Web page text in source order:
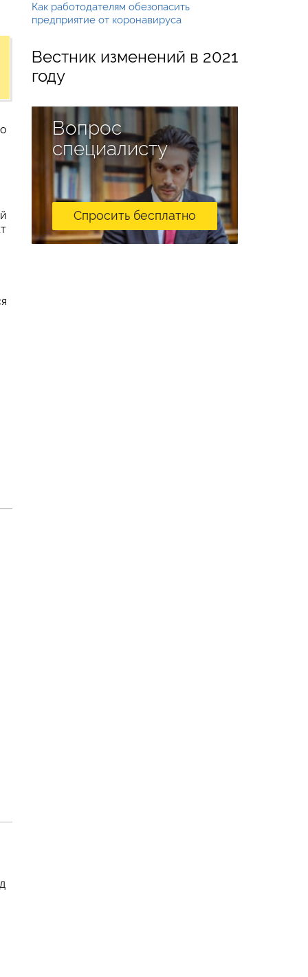
Как работодателям обезопасить
предприятие от коронавируса
Вестник изменений в 2021
году
Вопрос
специалисту
Спросить бесплатно